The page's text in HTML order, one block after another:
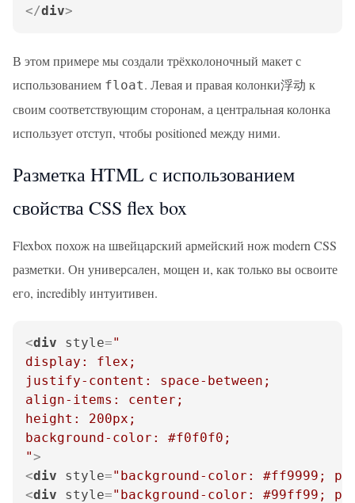
</div>
В этом примере мы создали трёхколоночный макет с
использованием float. Левая и правая колонки浮动 к
своим соответствующим сторонам, а центральная колонка
использует отступ, чтобы positioned между ними.
Разметка HTML с использованием
свойства CSS flex box
Flexbox похож на швейцарский армейский нож modern CSS
разметки. Он универсален, мощен и, как только вы освоите
его, incredibly интуитивен.
<div style="
display: flex;
justify-content: space-between;
align-items: center;
height: 200px;
background-color: #f0f0f0;
">
<div style="background-color: #ff9999;
<div style="background-color: #99ff99;